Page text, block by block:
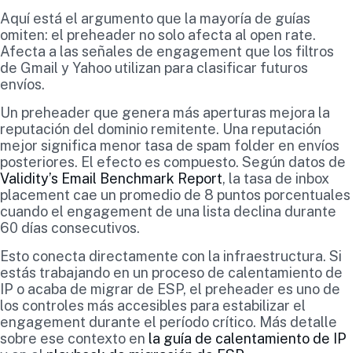
Aquí está el argumento que la mayoría de guías
omiten: el preheader no solo afecta al open rate.
Afecta a las señales de engagement que los filtros
de Gmail y Yahoo utilizan para clasificar futuros
envíos.
Un preheader que genera más aperturas mejora la
reputación del dominio remitente. Una reputación
mejor significa menor tasa de spam folder en envíos
posteriores. El efecto es compuesto. Según datos de
Validity’s Email Benchmark Report, la tasa de inbox
placement cae un promedio de 8 puntos porcentuales
cuando el engagement de una lista declina durante
60 días consecutivos.
Esto conecta directamente con la infraestructura. Si
estás trabajando en un proceso de calentamiento de
IP o acaba de migrar de ESP, el preheader es uno de
los controles más accesibles para estabilizar el
engagement durante el período crítico. Más detalle
sobre ese contexto en la guía de calentamiento de IP